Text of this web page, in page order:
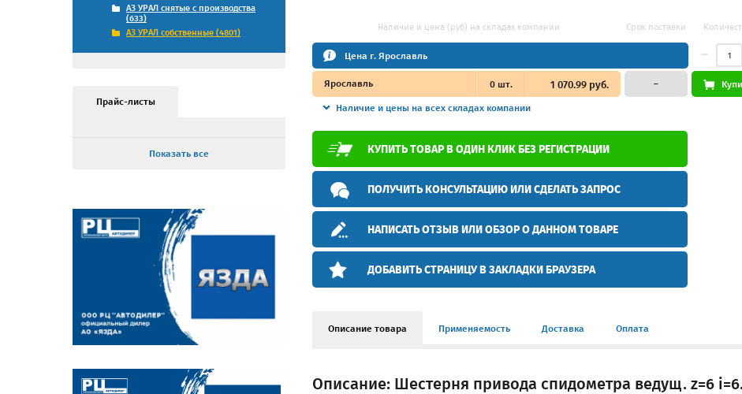
АЗ УРАЛ снятые с производства
(633)
АЗ УРАЛ собственные (4801)
Прайс-листы
Показать все
Наличие и цена (руб) на складах компании Срок поставки
Цена г. Ярославль
Ярославль 0шт. 1 070.99 руб.
Наличие и цены на всех складах компании
–
КУПИТЬ ТОВАР В ОДИН КЛИК БЕЗ РЕГИСТРАЦИИ
ПОЛУЧИТЬ КОНСУЛЬТАЦИЮ ИЛИ СДЕЛАТЬ ЗАПРОС
НАПИСАТЬ ОТЗЫВ ИЛИ ОБЗОР О ДАННОМ ТОВАРЕ
ДОБАВИТЬ СТРАНИЦУ В ЗАКЛАДКИ БРАУЗЕРА
Описание товара Применяемость Доставка Оплата
Описание: Шестерня привода спидометра ведущ. z=6